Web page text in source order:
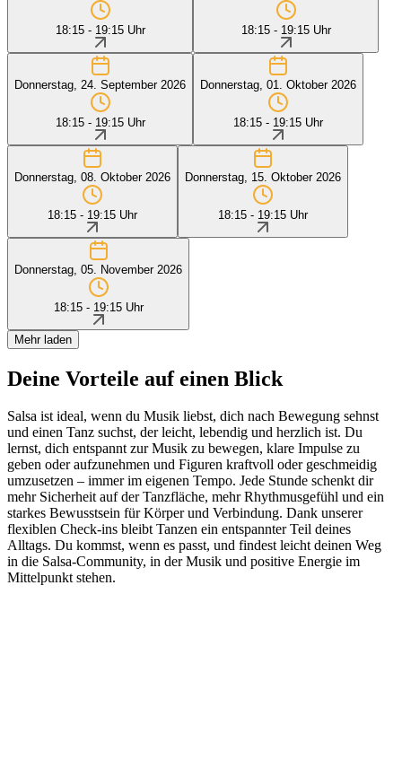
18:15 - 19:15 Uhr 18:15 - 19:15 Uhr
Donnerstag, 24. September 2026
18:15 - 19:15 Uhr
Donnerstag, 01. Oktober 2026
18:15 - 19:15 Uhr
Donnerstag, 08. Oktober 2026
18:15 - 19:15 Uhr
Donnerstag, 15. Oktober 2026
18:15 - 19:15 Uhr
Donnerstag, 05. November 2026
18:15 - 19:15 Uhr
Mehr laden
Deine Vorteile auf einen Blick
Salsa ist ideal, wenn du Musik liebst, dich nach Bewegung sehnst
und einen Tanz suchst, der leicht, lebendig und herzlich ist. Du
lernst, dich entspannt zur Musik zu bewegen, klare Impulse zu
geben oder aufzunehmen und Figuren kraftvoll oder geschmeidig
umzusetzen – immer im eigenen Tempo. Jede Stunde schenkt dir
mehr Sicherheit auf der Tanzfläche, mehr Rhythmusgefühl und ein
starkes Bewusstsein für Körper und Verbindung. Dank unserer
flexiblen Check-ins bleibt Tanzen ein entspannter Teil deines
Alltags. Du kommst, wenn es passt, und findest leicht deinen Weg
in die Salsa-Community, in der Musik und positive Energie im
Mittelpunkt stehen.